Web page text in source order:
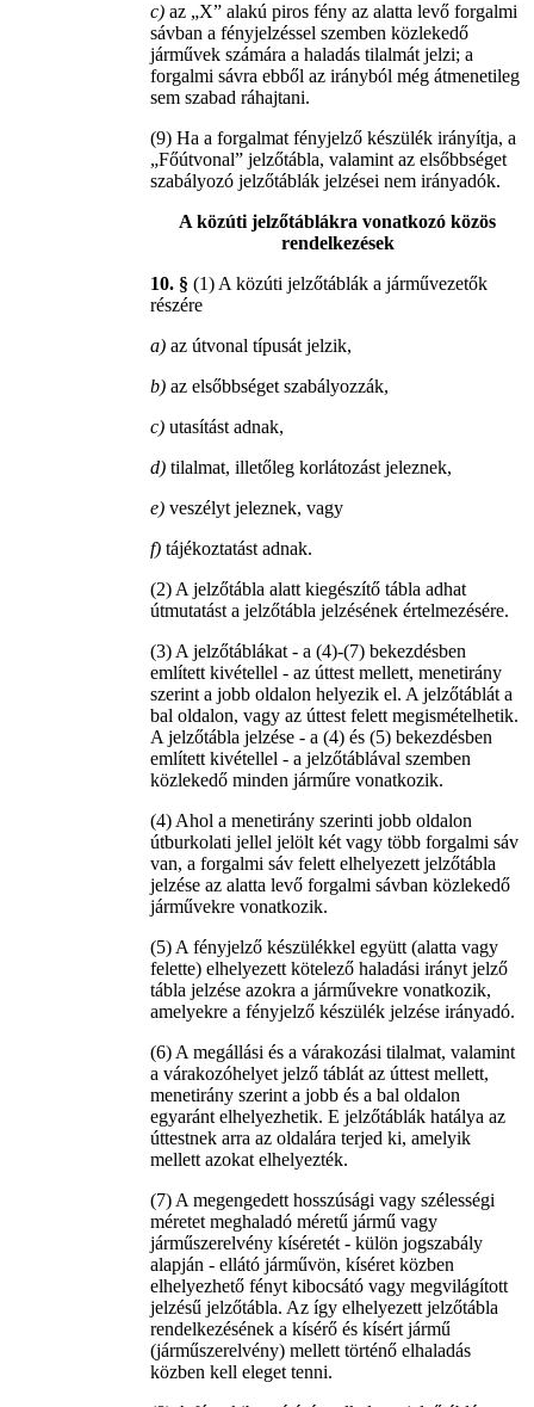
c) az „X” alakú piros fény az alatta levő forgalmi
sávban a fényjelzéssel szemben közlekedő
járművek számára a haladás tilalmát jelzi; a
forgalmi sávra ebből az irányból még átmenetileg
sem szabad ráhajtani.
(9) Ha a forgalmat fényjelző készülék irányítja, a
„Főútvonal” jelzőtábla, valamint az elsőbbséget
szabályozó jelzőtáblák jelzései nem irányadók.
A közúti jelzőtáblákra vonatkozó közös
rendelkezések
10. § (1) A közúti jelzőtáblák a járművezetők
részére
a) az útvonal típusát jelzik,
b) az elsőbbséget szabályozzák,
c) utasítást adnak,
d) tilalmat, illetőleg korlátozást jeleznek,
e) veszélyt jeleznek, vagy
f) tájékoztatást adnak.
(2) A jelzőtábla alatt kiegészítő tábla adhat
útmutatást a jelzőtábla jelzésének értelmezésére.
(3) A jelzőtáblákat - a (4)-(7) bekezdésben
említett kivétellel - az úttest mellett, menetirány
szerint a jobb oldalon helyezik el. A jelzőtáblát a
bal oldalon, vagy az úttest felett megismételhetik.
A jelzőtábla jelzése - a (4) és (5) bekezdésben
említett kivétellel - a jelzőtáblával szemben
közlekedő minden járműre vonatkozik.
(4) Ahol a menetirány szerinti jobb oldalon
útburkolati jellel jelölt két vagy több forgalmi sáv
van, a forgalmi sáv felett elhelyezett jelzőtábla
jelzése az alatta levő forgalmi sávban közlekedő
járművekre vonatkozik.
(5) A fényjelző készülékkel együtt (alatta vagy
felette) elhelyezett kötelező haladási irányt jelző
tábla jelzése azokra a járművekre vonatkozik,
amelyekre a fényjelző készülék jelzése irányadó.
(6) A megállási és a várakozási tilalmat, valamint
a várakozóhelyet jelző táblát az úttest mellett,
menetirány szerint a jobb és a bal oldalon
egyaránt elhelyezhetik. E jelzőtáblák hatálya az
úttestnek arra az oldalára terjed ki, amelyik
mellett azokat elhelyezték.
(7) A megengedett hosszúsági vagy szélességi
méretet meghaladó méretű jármű vagy
járműszerelvény kíséretét - külön jogszabály
alapján - ellátó járművön, kíséret közben
elhelyezhető fényt kibocsátó vagy megvilágított
jelzésű jelzőtábla. Az így elhelyezett jelzőtábla
rendelkezésének a kísérő és kísért jármű
(járműszerelvény) mellett történő elhaladás
közben kell eleget tenni.